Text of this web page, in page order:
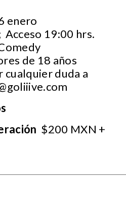
enero
Acceso 19:00 hrs.
de 18 años
cualquier duda a
$200 MXN +